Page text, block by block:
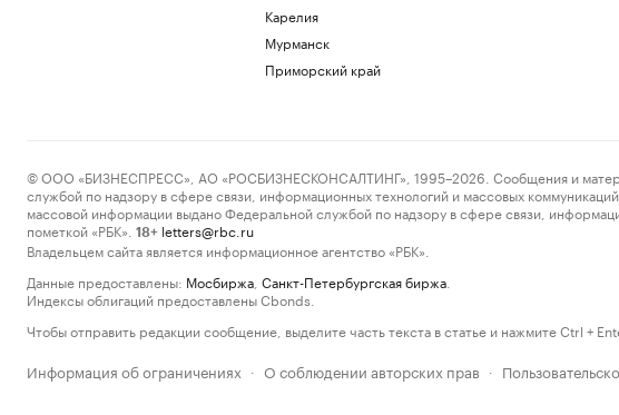
Карелия
Мурманск
Приморский край
© ООО «БИЗНЕСПРЕСС», АО «РОСБИЗНЕСКОНСАЛТИНГ», 1995–2026. Сообщения и
службой по надзору в сфере связи, информационных технологий и массовых
массовой информации выдано Федеральной службой по надзору в сфере связи,
пометкой «РБК».
18+ letters@rbc.ru
Владельцем сайта является информационное агентство «РБК».
Данные предоставлены: Мосбиржа Санкт-Петербургская биржа
Индексы облигаций предоставлены Cbonds.
Чтобы отправить редакции сообщение, выделите часть текста в статье и нажмите Ctrl +
Информация об ограничениях · О соблюдении авторских прав ·